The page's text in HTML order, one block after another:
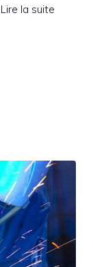
Lire la suite